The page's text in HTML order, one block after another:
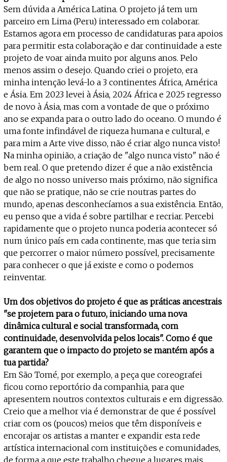
Sem dúvida a América Latina. O projeto já tem um
parceiro em Lima (Peru) interessado em colaborar.
Estamos agora em processo de candidaturas para apoios
para permitir esta colaboração e dar continuidade a este
projeto de voar ainda muito por alguns anos. Pelo
menos assim o desejo. Quando criei o projeto, era
minha intenção levá-lo a 3 continentes África, América
e Ásia. Em 2023 levei à Ásia, 2024 África e 2025 regresso
de novo à Ásia, mas com a vontade de que o próximo
ano se expanda para o outro lado do oceano. O mundo é
uma fonte infindável de riqueza humana e cultural, e
para mim a Arte vive disso, não é criar algo nunca visto!
Na minha opinião, a criação de "algo nunca visto" não é
bem real. O que pretendo dizer é que a não existência
de algo no nosso universo mais próximo, não significa
que não se pratique, não se crie noutras partes do
mundo, apenas desconhecíamos a sua existência. Então,
eu penso que a vida é sobre partilhar e recriar. Percebi
rapidamente que o projeto nunca poderia acontecer só
num único país em cada continente, mas que teria sim
que percorrer o maior número possível, precisamente
para conhecer o que já existe e como o podemos
reinventar.
Um dos objetivos do projeto é que as práticas ancestrais
"se projetem para o futuro, iniciando uma nova
dinâmica cultural e social transformada, com
continuidade, desenvolvida pelos locais". Como é que
garantem que o impacto do projeto se mantém após a
tua partida?
Em São Tomé, por exemplo, a peça que coreografei
ficou como reportório da companhia, para que
apresentem noutros contextos culturais e em digressão.
Creio que a melhor via é demonstrar de que é possível
criar com os (poucos) meios que têm disponíveis e
encorajar os artistas a manter e expandir esta rede
artística internacional com instituições e comunidades,
de forma a que este trabalho chegue a lugares mais